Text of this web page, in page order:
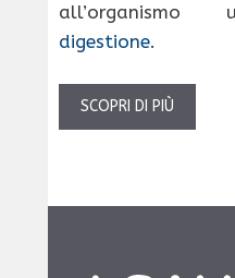
all’organismo
digestione.
SCOPRI DI PIÙ